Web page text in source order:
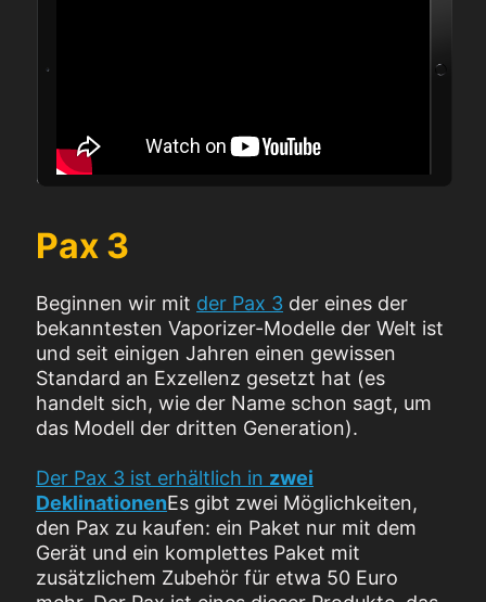
Pax 3
Beginnen wir mit der Pax 3 der eines der
bekanntesten Vaporizer-Modelle der Welt ist
und seit einigen Jahren einen gewissen
Standard an Exzellenz gesetzt hat (es
handelt sich, wie der Name schon sagt, um
das Modell der dritten Generation).
Der Pax 3 ist erhältlich in zwei
DeklinationenEs gibt zwei Möglichkeiten,
den Pax zu kaufen: ein Paket nur mit dem
Gerät und ein komplettes Paket mit
zusätzlichem Zubehör für etwa 50 Euro